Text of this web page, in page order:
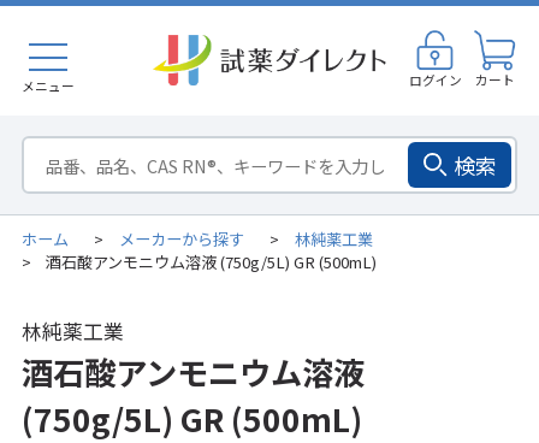
メニュー ログイン カート
検索
ホーム > メーカーから探す > 林純薬工業
> 酒石酸アンモニウム溶液 (750g/5L) GR (500mL)
林純薬工業
酒石酸アンモニウム溶液
(750g/5L) GR (500mL)